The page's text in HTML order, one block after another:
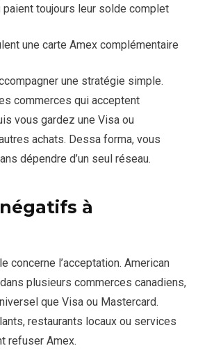
toujours leur solde complet
une carte Amex complémentaire
une stratégie simple.
commerces qui acceptent
vous gardez une Visa ou
achats. Dessa forma, vous
dépendre d’un seul réseau.
à
concerne l’acceptation. American
plusieurs commerces canadiens,
que Visa ou Mastercard.
restaurants locaux ou services
refuser Amex.